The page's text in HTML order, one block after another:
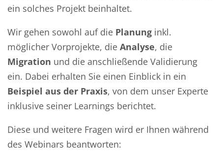
ein solches Projekt beinhaltet.
Wir gehen sowohl auf die Planung inkl.
möglicher Vorprojekte, die Analyse, die
Migration und die anschließende Validierung
ein. Dabei erhalten Sie einen Einblick in ein
Beispiel aus der Praxis, von dem unser Experte
inklusive seiner Learnings berichtet.
Diese und weitere Fragen wird er Ihnen während
des Webinars beantworten: